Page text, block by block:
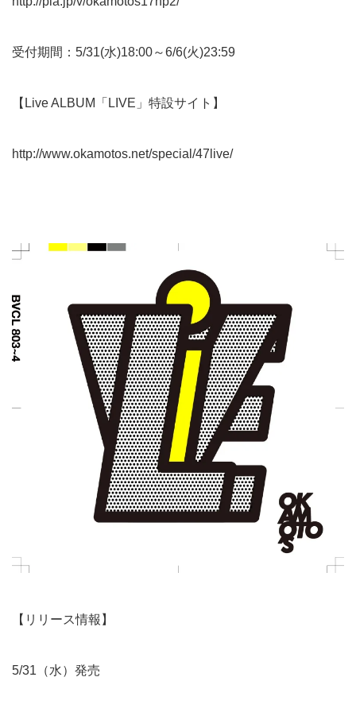
受付期間：5/31(水)18:00～6/6(火)23:59
【Live ALBUM「LIVE」特設サイト】
http://www.okamotos.net/special/47live/
【リリース情報】
5/31（水）発売